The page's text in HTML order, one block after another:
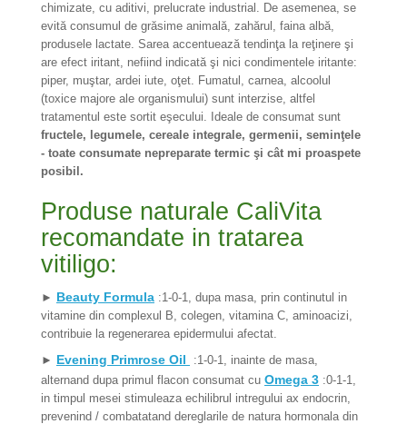
chimizate, cu aditivi, prelucrate industrial. De asemenea, se
evită consumul de grăsime animală, zahărul, faina albă,
produsele lactate. Sarea accentuează tendinţa la reţinere şi
are efect iritant, nefiind indicată şi nici condimentele iritante:
piper, muştar, ardei iute, oţet. Fumatul, carnea, alcoolul
(toxice majore ale organismului) sunt interzise, altfel
tratamentul este sortit eşecului. Ideale de consumat sunt
fructele, legumele, cereale integrale, germenii, seminţele
- toate consumate nepreparate termic şi cât mi proaspete
posibil.
Produse naturale CaliVita
recomandate in tratarea
vitiligo:
► Beauty Formula :1-0-1, dupa masa, prin continutul in
vitamine din complexul B, colegen, vitamina C, aminoacizi,
contribuie la regenerarea epidermului afectat.
► Evening Primrose Oil
:1-0-1, inainte de masa,
alternand dupa primul flacon consumat cu Omega 3 :0-1-1,
in timpul mesei stimuleaza echilibrul intregului ax endocrin,
prevenind / combatatand dereglarile de natura hormonala din